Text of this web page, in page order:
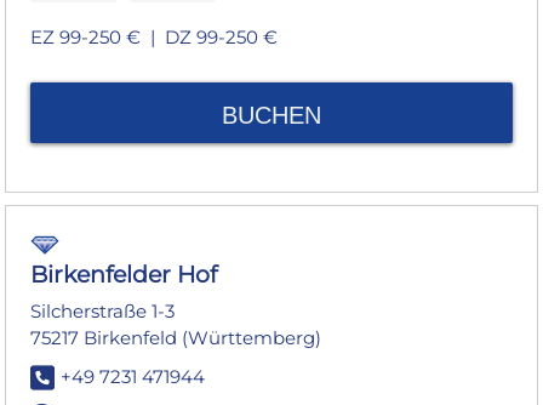
EZ 99-250 € | DZ 99-250 €
BUCHEN
Birkenfelder Hof
Silcherstraße 1-3
75217 Birkenfeld (Württemberg)
+49 7231 471944